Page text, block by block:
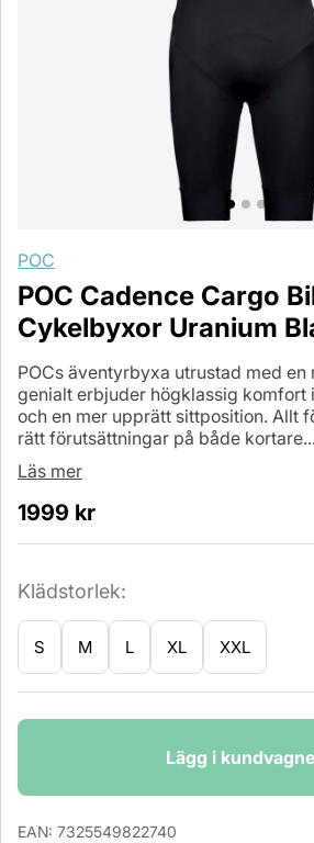
POC
POC Cadence Cargo
Cykelbyxor Uranium
POCs äventyrbyxa utrustad med
genialt erbjuder högklassig komfort
och en mer upprätt sittposition. Allt
rätt förutsättningar på både kortare...
Läs mer
1999 kr
Klädstorlek:
S M L XL XXL
Lägg i
EAN: 7325549822740